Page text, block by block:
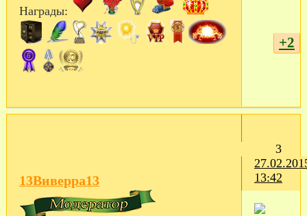
Награды:
+2
3
13:42
13Виверра13